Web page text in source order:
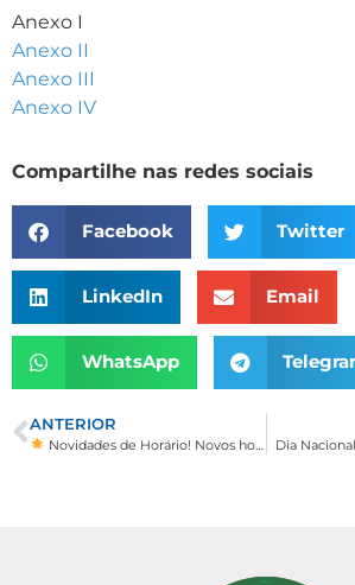
Anexo I
Anexo II
Anexo III
Anexo IV
Compartilhe nas redes sociais
Facebook Twitter
LinkedIn Email
WhatsApp
ANTERIOR
Novidades de Horário! Novos horários de atendimento nas nossas farmácias nos Distritos Dia